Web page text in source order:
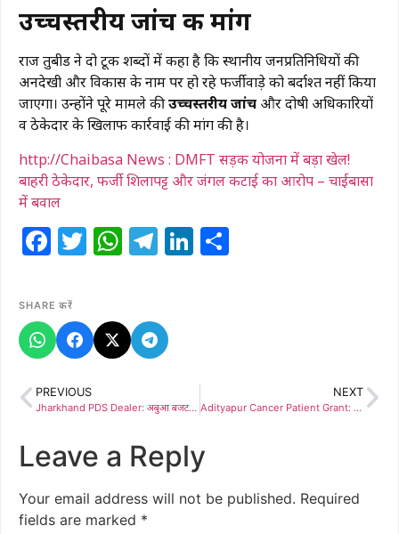
उच्चस्तरीय जांच की मांग
​राज तुबीड ने दो टूक शब्दों में कहा है कि स्थानीय जनप्रतिनिधियों की
अनदेखी और विकास के नाम पर हो रहे फर्जीवाड़े को बर्दाश्त नहीं किया
जाएगा। उन्होंने पूरे मामले कीउच्चस्तरीय जांच और दोषी अधिकारियों
व ठेकेदार के खिलाफ कार्रवाई की मांग की है।
http://Chaibasa News : DMFT सड़क योजना में बड़ा खेल!
बाहरी ठेकेदार, फर्जी शिलापट्ट और जंगल कटाई का आरोप – चाईबासा
में बवाल
Facebook
Twitter
WhatsApp
Telegram
LinkedIn
SHARE करें
PREVIOUS
Jharkhand PDS Dealer: अबुआ बजट में पीडीएस दुकानदारों के लिए 15 लाख का बीमा और पेंशन की मांग, फूलकांत झा ने सरकार को भेजा ज्ञापन
NEXT
Adityapur Cancer Patient Grant: आदित्यपुर: भाजपा नेता सतीश शर्मा की पहल पर कैंसर मरीज को मिली ₹2.95 लाख की सरकारी मदद
Leave a Reply
Your email address will not be published. Required
fields are marked *